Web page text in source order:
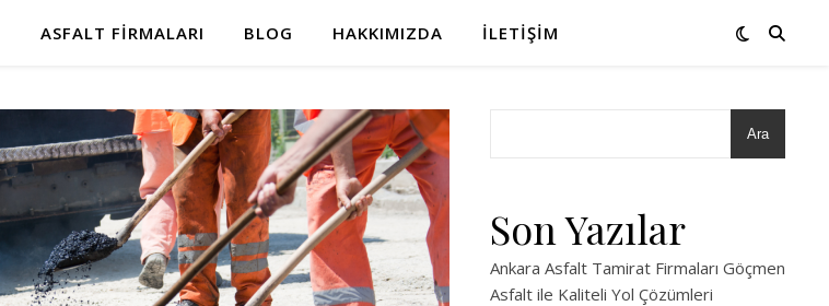
ASFALT FIRMALARI BLOG HAKKIMIZDA İLETIŞIM
Ara
Son Yazılar
Ankara Asfalt Tamirat Firmaları Göçmen
Asfalt ile Kaliteli Yol Çözümleri